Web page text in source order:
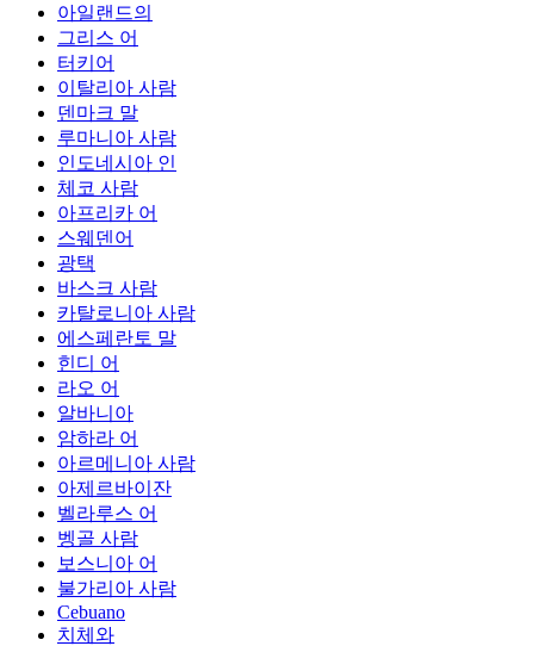
아일랜드의
그리스 어
터키어
이탈리아 사람
덴마크 말
루마니아 사람
인도네시아 인
체코 사람
아프리카 어
스웨덴어
광택
바스크 사람
카탈로니아 사람
에스페란토 말
힌디 어
라오 어
알바니아
암하라 어
아르메니아 사람
아제르바이잔
벨라루스 어
벵골 사람
보스니아 어
불가리아 사람
Cebuano
치체와